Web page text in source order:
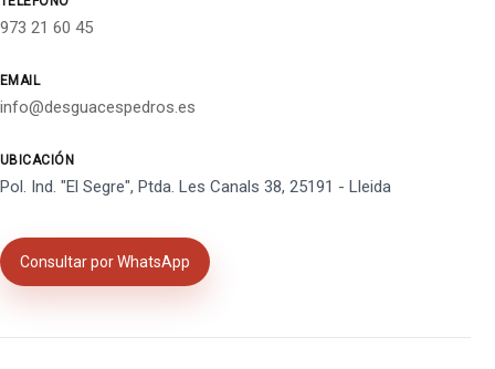
973 21 60 45
EMAIL
info@desguacespedros.es
UBICACIÓN
Pol. Ind. "El Segre", Ptda. Les Canals 38, 25191 - Lleida
Consultar por WhatsApp